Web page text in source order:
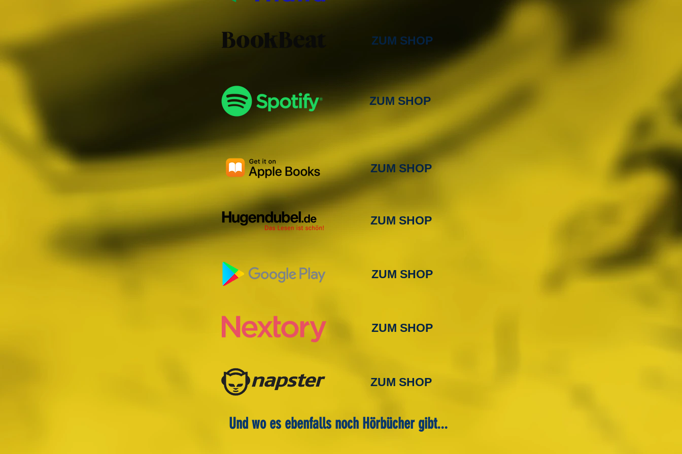
ZUM SHOP
ZUM SHOP
ZUM SHOP
ZUM SHOP
ZUM SHOP
ZUM SHOP
ZUM SHOP
Und wo es ebenfalls noch Hörbücher gibt...